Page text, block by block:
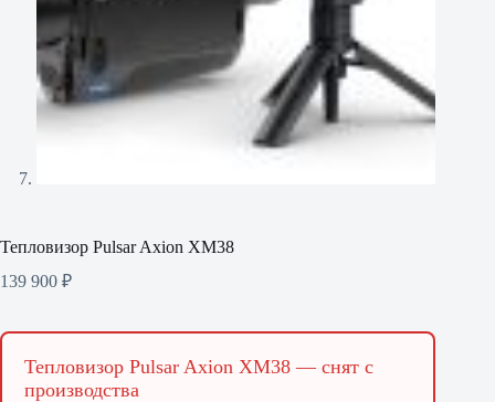
Тепловизор Pulsar Axion XМ38
139 900 ₽
Тепловизор Pulsar Axion XМ38 — снят с
производства